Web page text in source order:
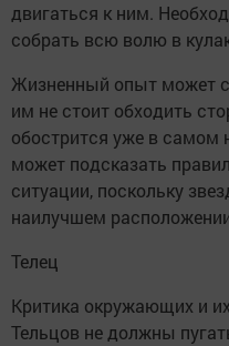
двигаться к ним.
собрать всю волю в
Жизненный опыт может
им не стоит обходить
обострится уже в самом
может подсказать
ситуации, поскольку
наилучшем
Телец
Критика окружающих и
Тельцов не должны